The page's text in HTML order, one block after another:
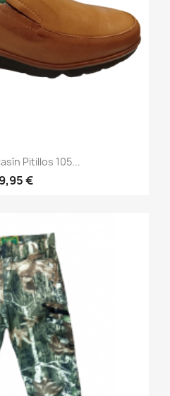
Pitillos 105...
€